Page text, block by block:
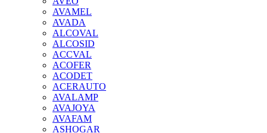
AVAMEL
AVADA
ALCOVAL
ALCOSID
ACCVAL
ACOFER
ACODET
ACERAUTO
AVALAMP
AVAJOYA
AVAFAM
ASHOGAR